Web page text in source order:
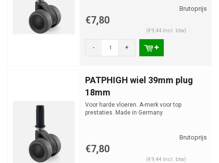
€7,80
(€9,44 Incl. btw)
- +
PATPHIGH wiel 39mm plug
18mm
Voor harde vloeren. A-merk voor top
prestaties. Made in Germany.
€7,80
(€9,44 Incl. btw)